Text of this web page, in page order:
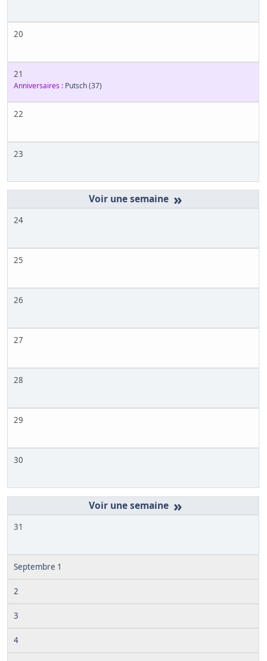
20
21
Anniversaires : Putsch(37)
22
23
»
24
25
26
27
28
29
30
»
31
Septembre 1
2
3
4